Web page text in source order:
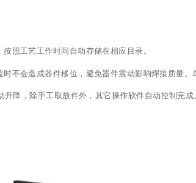
照工艺工作时间自动存储在相应目录。
不会造成器件移位，避免器件震动影响焊接质量。
降，除手工取放件外，其它操作软件自动控制完成